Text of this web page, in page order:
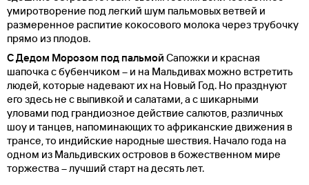
умиротворение под легкий шум пальмовых ветвей и
размеренное распитие кокосового молока через трубочку
прямо из плодов.
С Дедом Морозом под пальмой Сапожки и красная
шапочка с бубенчиком – и на Мальдивах можно встретить
людей, которые надевают их на Новый Год. Но празднуют
его здесь не с выпивкой и салатами, а с шикарными
уловами под грандиозное действие салютов, различных
шоу и танцев, напоминающих то африканские движения в
трансе, то индийские народные шествия. Начало года на
одном из Мальдивских островов в божественном мире
торжества – лучший старт на десять лет.